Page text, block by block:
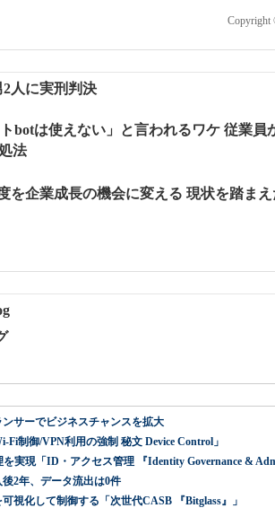
Copyright
人に実刑判決
サーでビジネスチャンスを拡大
制御/VPN利用の強制 秘文 Device Control」
実現「ID・アクセス管理 『Identity Governance &
2年、データ流出は0件
視化して制御する「次世代CASB 『Bitglass』」